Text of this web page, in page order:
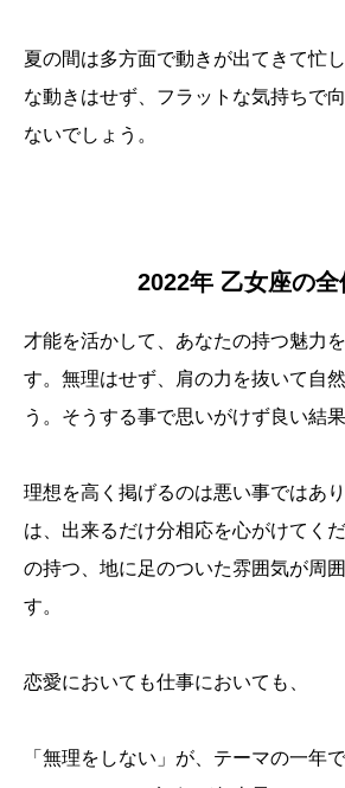
夏の間は多方面で動きが出てきて忙
な動きはせず、フラットな気持ちで
ないでしょう。
2022年 乙女座の全
才能を活かして、あなたの持つ魅力
す。無理はせず、肩の力を抜いて自
う。そうする事で思いがけず良い結
理想を高く掲げるのは悪い事ではあ
は、出来るだけ分相応を心がけてく
の持つ、地に足のついた雰囲気が周
す。
恋愛においても仕事においても、
「無理をしない」が、テーマの一年